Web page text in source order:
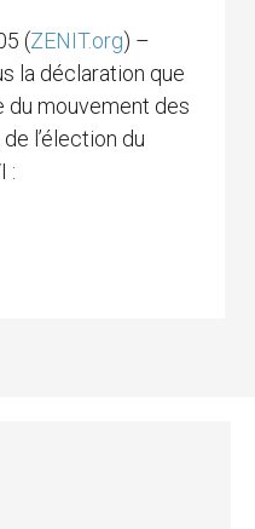
(ZENIT.org) –
la déclaration que
du mouvement des
l’élection du
: